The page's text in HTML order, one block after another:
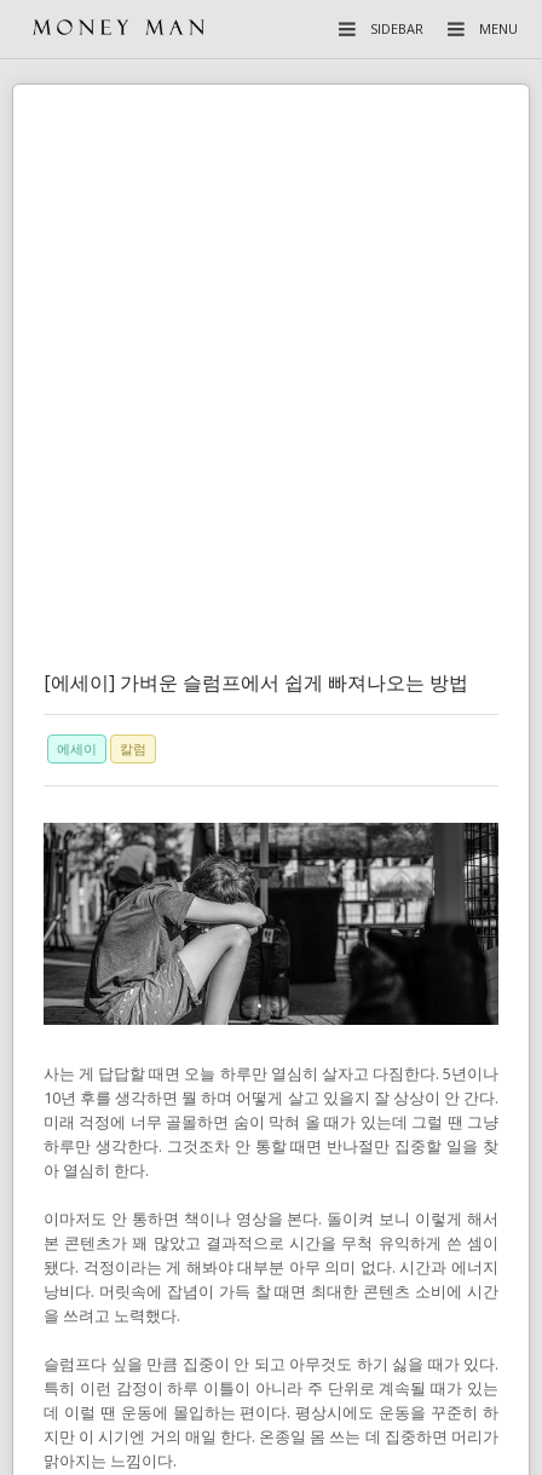
MENU
SIDEBAR
[에세이] 가벼운 슬럼프에서 쉽게 빠져나오는 방법
에세이 칼럼
사는 게 답답할 때면 오늘 하루만 열심히 살자고 다짐한다. 5년이나
10년 후를 생각하면 뭘 하며 어떻게 살고 있을지 잘 상상이 안 간다.
미래 걱정에 너무 골몰하면 숨이 막혀 올 때가 있는데 그럴 땐 그냥
하루만 생각한다. 그것조차 안 통할 때면 반나절만 집중할 일을 찾
아 열심히 한다.
이마저도 안 통하면 책이나 영상을 본다. 돌이켜 보니 이렇게 해서
본 콘텐츠가 꽤 많았고 결과적으로 시간을 무척 유익하게 쓴 셈이
됐다. 걱정이라는 게 해봐야 대부분 아무 의미 없다. 시간과 에너지
낭비다. 머릿속에 잡념이 가득 찰 때면 최대한 콘텐츠 소비에 시간
을 쓰려고 노력했다.
슬럼프다 싶을 만큼 집중이 안 되고 아무것도 하기 싫을 때가 있다.
특히 이런 감정이 하루 이틀이 아니라 주 단위로 계속될 때가 있는
데 이럴 땐 운동에 몰입하는 편이다. 평상시에도 운동을 꾸준히 하
지만 이 시기엔 거의 매일 한다. 온종일 몸 쓰는 데 집중하면 머리가
맑아지는 느낌이다.